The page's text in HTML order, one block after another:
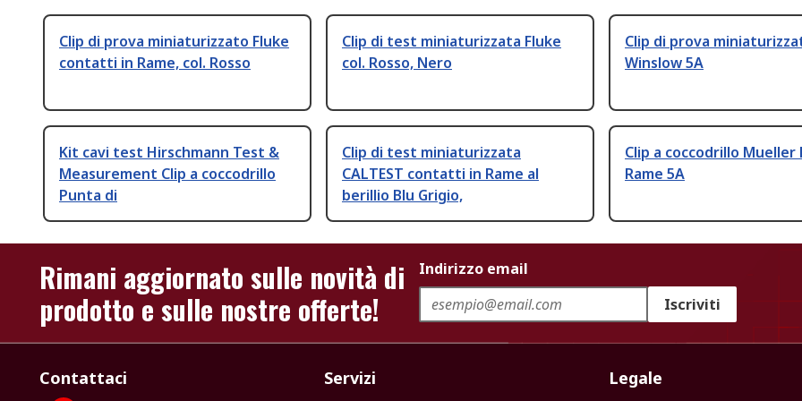
Clip di prova miniaturizzato Fluke
contatti in Rame, col. Rosso
Clip di test miniaturizzata Fluke
col. Rosso, Nero
Clip di prova
Winslow 5A
Kit cavi test Hirschmann Test &
Measurement Clip a coccodrillo
Punta di
Clip di test miniaturizzata
CALTEST contatti in Rame al
berillio Blu Grigio,
Clip a coccodrillo Mueller
Rame 5A
Rimani aggiornato sulle novità di
prodotto e sulle nostre offerte!
Indirizzo email
Iscriviti
Contattaci Servizi Legale